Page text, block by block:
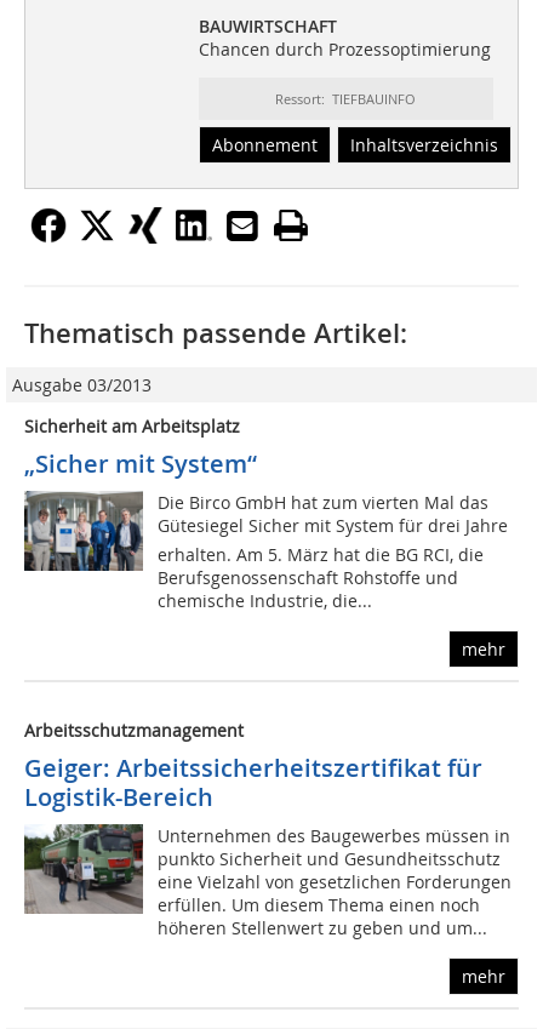
BAUWIRTSCHAFT
Chancen durch Prozessoptimierung
Ressort: TIEFBAUINFO
Abonnement Inhaltsverzeichnis
Thematisch passende Artikel:
Ausgabe 03/2013
Sicherheit am Arbeitsplatz
„Sicher mit System“
Die Birco GmbH hat zum vierten Mal das
Gütesiegel Sicher mit System für drei Jahre
erhalten. Am 5. März hat die BG RCI, die
Berufsgenossenschaft Rohstoffe und
chemische Industrie, die...
mehr
Arbeitsschutzmanagement
Geiger: Arbeitssicherheitszertifikat für
Logistik-Bereich
Unternehmen des Baugewerbes müssen in
punkto Sicherheit und Gesundheitsschutz
eine Vielzahl von gesetzlichen Forderungen
erfüllen. Um diesem Thema einen noch
höheren Stellenwert zu geben und um...
mehr